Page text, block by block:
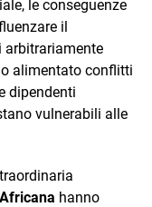
le conseguenze
il
alimentato conflitti
dipendenti
vulnerabili alle
hanno